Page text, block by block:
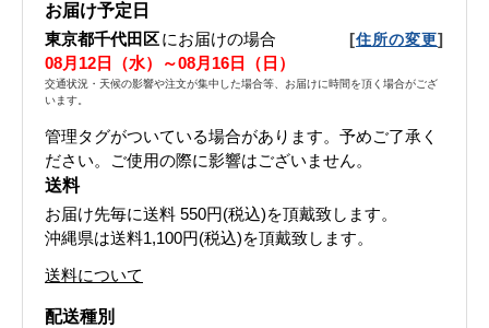
お届け予定日
東京都千代田区にお届けの場合 [住所の変更]
08月12日（水）～08月16日（日）
交通状況・天候の影響や注文が集中した場合等、お届けに時間を頂く場合がござ
います。
管理タグがついている場合があります。予めご了承く
ださい。ご使用の際に影響はございません。
送料
お届け先毎に送料 550円(税込)を頂戴致します。
沖縄県は送料1,100円(税込)を頂戴致します。
送料について
配送種別